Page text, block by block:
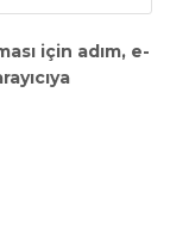
için adım, e-